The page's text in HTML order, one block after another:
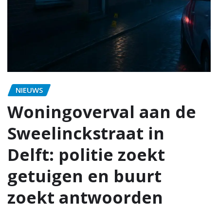
NIEUWS
Woningoverval aan de
Sweelinckstraat in
Delft: politie zoekt
getuigen en buurt
zoekt antwoorden